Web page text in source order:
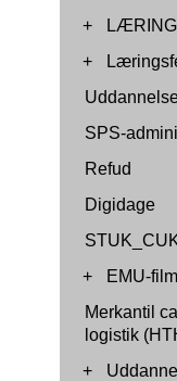
+
+
SPS-
Refud
Digidage
+
EMU-
Merkantil
logistik
+